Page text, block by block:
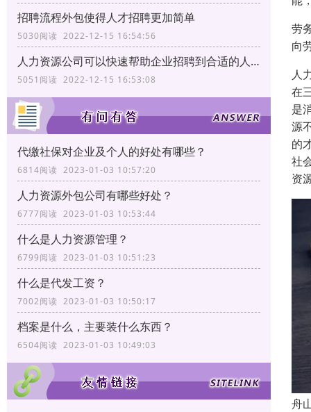
招聘流程外包使得人才招聘更加简单
5030阅读 2022-12-15 16:54:56
人力资源公司可以快速帮助企业招聘到合适的人才
5051阅读 2022-12-15 16:53:08
代缴社保对企业及个人的好处有哪些？
6814阅读 2023-01-03 10:57:20
人力资源外包公司有哪些好处？
6777阅读 2023-01-03 10:53:44
什么是人力资源管理？
6799阅读 2023-01-03 10:51:23
什么是代发工资？
7002阅读 2023-01-03 10:50:17
档案是什么，主要装什么东西？
6504阅读 2023-01-03 10:49:03
劳
向
人
在
是
源
的
社
资
舟